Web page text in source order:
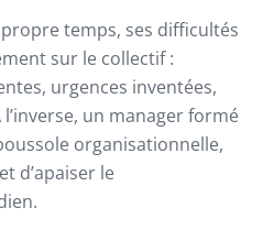
temps, ses difficultés
sur le collectif :
urgences inventées,
un manager formé
organisationnelle,
d’apaiser le